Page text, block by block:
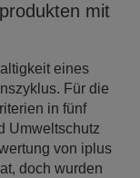
mit
eines
Für die
in fünf
Umweltschutz
von iplus
doch wurden